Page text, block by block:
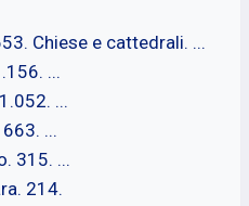
Chiese e cattedrali. ...
...
...
...
315. ...
214.